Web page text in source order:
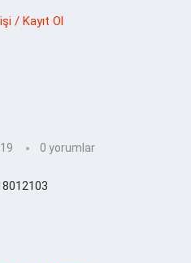
/ Kayıt Ol
0 yorumlar